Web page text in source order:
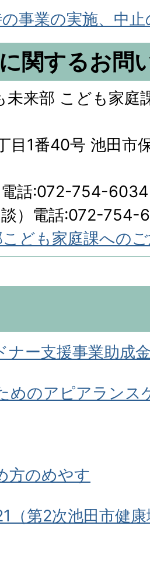
事業の実施、中
関するお問
未来部 こども家庭
目1番40号 池田市
電話:072-754-6034
談）電話:072-754-
ども家庭課への
ナー支援事業助成
めのアピアランス
方のめやす
（第2次池田市健